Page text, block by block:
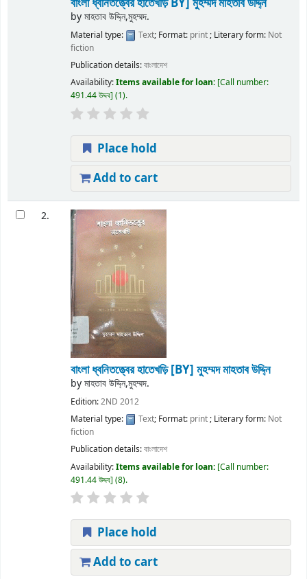
byমাহতাব উদ্দি্ন,মুহম্মদ.
Material type: Text; Format: print; Literary form: Not
fiction
Publication details:বাংলাদেশ
Availability:Items available for loan: Call number:
491.44 উদ্দব (1).
Place hold
Add to cart
2.
বাংলা ধ্বনিতত্ত্বের হাতেখড়ি[BY] মুহম্মদ মাহতাব উদ্দি্ন
byমাহতাব উদ্দি্ন,মুহম্মদ.
Edition:2ND 2012
Material type:
Text; Format: print; Literary form: Not
fiction
Publication details:বাংলাদেশ
Availability:Items available for loan: Call number:
491.44 উদ্দব (8).
Place hold
Add to cart